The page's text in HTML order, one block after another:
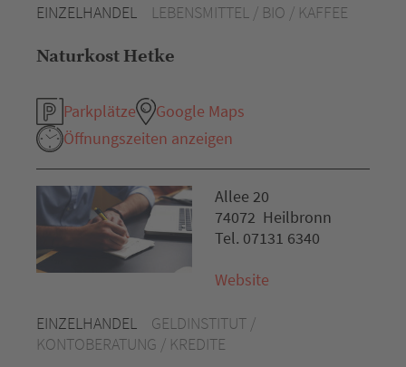
EINZELHANDEL LEBENSMITTEL / BIO / KAFFEE
Naturkost Hetke
Parkplätze
Google Maps
Öffnungszeiten anzeigen
EINZELHANDEL
GELDINSTITUT /
KONTOBERATUNG / KREDITE
Allee 20
74072 Heilbronn
Tel. 07131 6340
Website